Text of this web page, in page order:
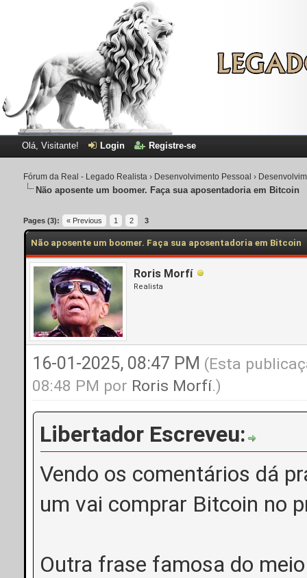
Olá, Visitante! Login Registre-se
Fórum da Real - Legado Realista › Desenvolvimento Pessoal ›
Não aposente um boomer. Faça sua aposentadoria em Bitcoin
Pages (3): « Previous 1 2 3
Não aposente um boomer. Faça sua aposentadoria em Bitcoin
Roris Morfí
Realista
16-01-2025, 08:47 PM (Esta
08:48 PM por Roris Morfí.)
Libertador Escreveu:
Vendo os comentários dá
um vai comprar Bitcoin no
Outra frase famosa do